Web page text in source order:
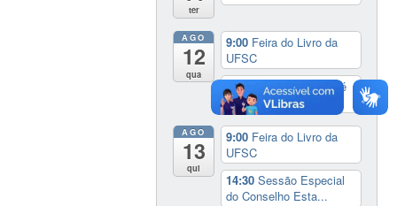
ter
AGO
12
qua
9:00 Feira do Livro da
UFSC
17:00
3º Prêmio Zahidé
Muzart
AGO
13
qui
9:00 Feira do Livro da
UFSC
14:30Sessão Especial
do Conselho Esta...